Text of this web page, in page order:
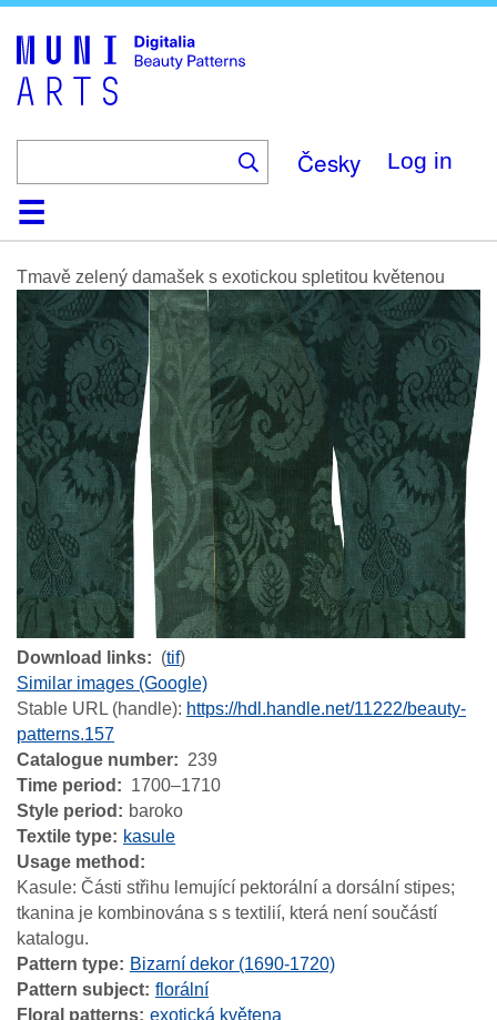
Česky Log in
HomeBrowse
Search
About
HelpContactDigitalia
Tmavě zelený damašek s exotickou spletitou květenou
Download links (tif)
Similar images (Google)
Stable URL (handle): https://hdl.handle.net/11222/beauty-
patterns.157
Catalogue number
239
Time period
1700–1710
Style period
baroko
Textile type
kasule
Usage method
Kasule: Části střihu lemující pektorální a dorsální stipes;
tkanina je kombinována s s textilií, která není součástí
katalogu.
Pattern type
Bizarní dekor (1690-1720)
Pattern subject florální
Floral patterns exotická květena